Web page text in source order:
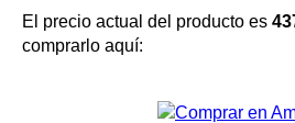
El precio actual del producto es
comprarlo aquí: